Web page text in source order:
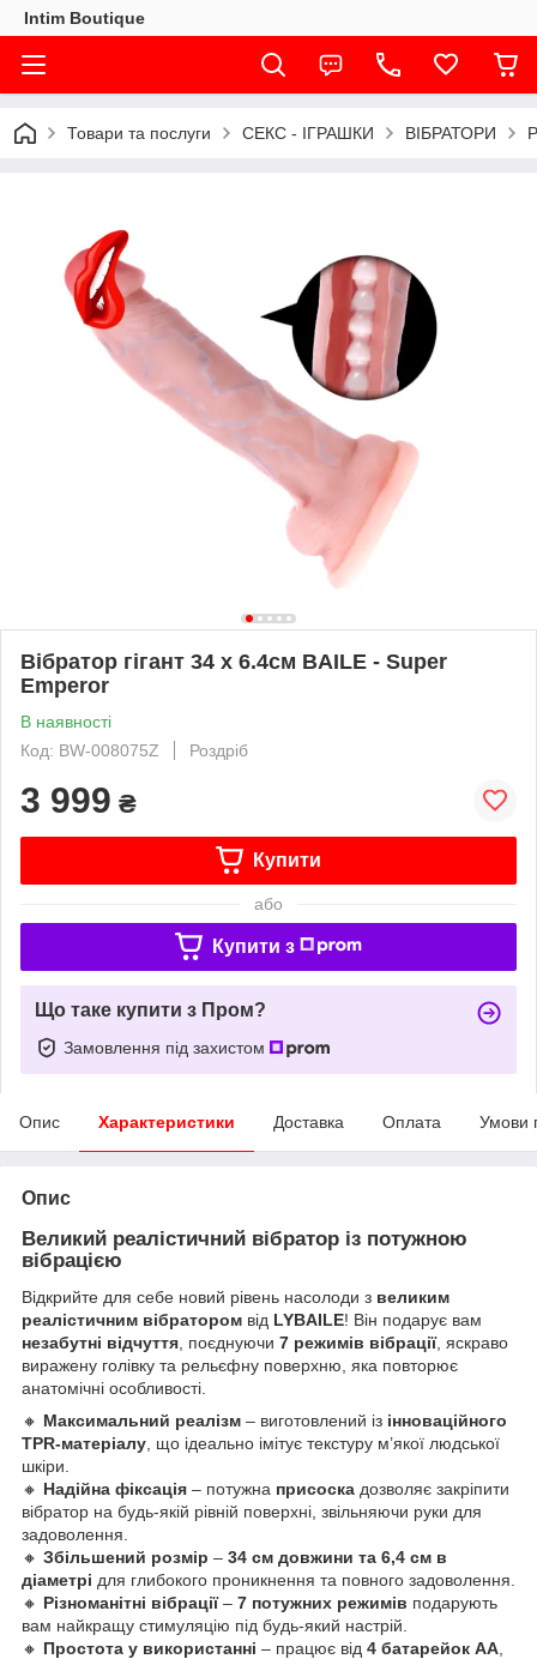
Intim Boutique
Товари та послуги СЕКС - ІГРАШКИ ВІБРАТОРИ
Вібратор гігант 34 х 6.4см BAILE - Super
Emperor
В наявності
Код: BW-008075Z
Роздріб
3 999 ₴
Купити
або
Купити з
Що таке купити з Пром?
Замовлення під захистом
Опис Характеристики Доставка Оплата Умови
Опис
Великий реалістичний вібратор із потужною
вібрацією
Відкрийте для себе новий рівень насолоди з великим
реалістичним вібратором від LYBAILE! Він подарує вам
незабутні відчуття , поєднуючи 7 режимів вібрації, яскраво
виражену голівку та рельєфну поверхню, яка повторює
анатомічні особливості.
🔸 Максимальний реалізм – виготовлений із інноваційного
TPR-матеріалу , що ідеально імітує текстуру м’якої людської
шкіри.
🔸 Надійна фіксація – потужна присоска дозволяє закріпити
вібратор на будь-якій рівній поверхні, звільняючи руки для
задоволення.
🔸 Збільшений розмір – 34 см довжини та 6,4 см в
діаметрі для глибокого проникнення та повного задоволення.
🔸 Різноманітні вібрації– 7 потужних режимів подарують
вам найкращу стимуляцію під будь-який настрій.
🔸 Простота у використанні – працює від 4 батарейок АА